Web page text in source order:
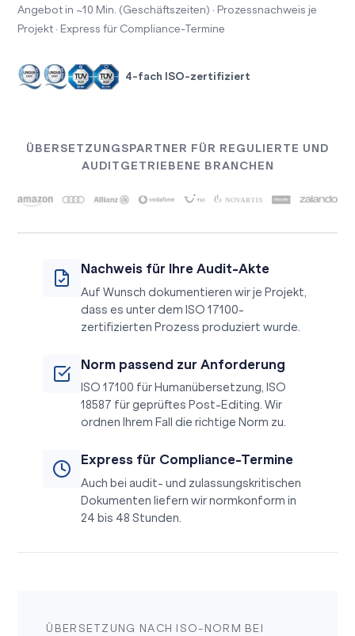
Angebot in ~10 Min. (Geschäftszeiten) · Prozessnachweis je
Projekt · Express für Compliance-Termine
4-fach ISO-zertifiziert
ÜBERSETZUNGSPARTNER FÜR REGULIERTE UND
AUDITGETRIEBENE BRANCHEN
Nachweis für Ihre Audit-Akte
Auf Wunsch dokumentieren wir je Projekt,
dass es unter dem ISO 17100-
zertifizierten Prozess produziert wurde.
Norm passend zur Anforderung
ISO 17100 für Humanübersetzung, ISO
18587 für geprüftes Post-Editing. Wir
ordnen Ihrem Fall die richtige Norm zu.
Express für Compliance-Termine
Auch bei audit- und zulassungskritischen
Dokumenten liefern wir normkonform in
24 bis 48 Stunden.
ÜBERSETZUNG NACH ISO-NORM BEI